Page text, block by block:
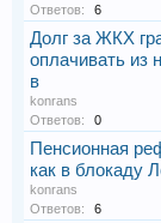
Ответов:
6
Долг за ЖКХ
оплачивать из
в
konrans
Ответов:
0
Пенсионная
как в блокаду
konrans
Ответов:
6